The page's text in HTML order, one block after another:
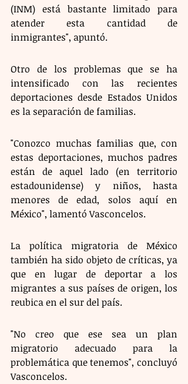
(INM) está bastante limitado para
atender esta cantidad de
inmigrantes", apuntó.
Otro de los problemas que se ha
intensificado con las recientes
deportaciones desde Estados Unidos
es la separación de familias.
"Conozco muchas familias que, con
estas deportaciones, muchos padres
están de aquel lado (en territorio
estadounidense) y niños, hasta
menores de edad, solos aquí en
México", lamentó Vasconcelos.
La política migratoria de México
también ha sido objeto de críticas, ya
que en lugar de deportar a los
migrantes a sus países de origen, los
reubica en el sur del país.
"No creo que ese sea un plan
migratorio adecuado para la
problemática que tenemos", concluyó
Vasconcelos.